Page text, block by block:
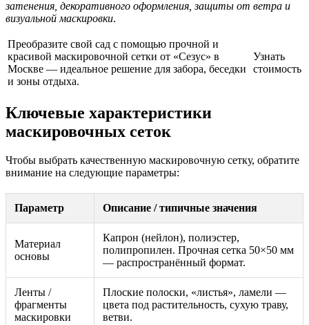
затенения, декоративного оформления, защиты от ветра и
визуальной маскировки.
Преобразите свой сад с помощью прочной и
красивой маскировочной сетки от «Сезус» в
Москве — идеальное решение для забора, беседки
и зоны отдыха.
Узнать
стоимость
Ключевые характеристики
маскировочных сеток
Чтобы выбрать качественную маскировочную сетку, обратите
внимание на следующие параметры:
Параметр Описание / типичные значения
Материал
основы
Капрон (нейлон), полиэстер,
полипропилен. Прочная сетка 50×50 мм
— распространённый формат.
Ленты /
фрагменты
маскировки
Плоские полоски, «листья», ламели —
цвета под растительность, сухую траву,
ветви.